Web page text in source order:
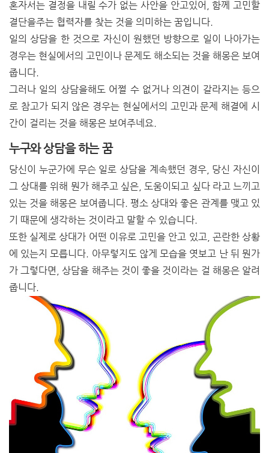
혼자서는 결정을 내릴 수가 없는 사안을 안고있어, 함께 고민할
결단을주는 협력자를 찾는 것을 의미하는 꿈입니다.
일의 상담을 한 것으로 자신이 원했던 방향으로 일이 나아가는
경우는 현실에서의 고민이나 문제도 해소되는 것을 해몽은 보여
줍니다.
그러나 일의 상담을해도 어쩔 수 없거나 의견이 갈라지는 등으
로 참고가 되지 않은 경우는 현실에서의 고민과 문제 해결에 시
간이 걸리는 것을 해몽은 보여주네요.
누구와 상담을 하는 꿈
당신이 누군가에 무슨 일로 상담을 계속했던 경우, 당신 자신이
그 상대를 위해 뭔가 해주고 싶은, 도움이되고 싶다 라고 느끼고
있는 것을 해몽은 보여줍니다. 평소 상대와 좋은 관계를 맺고 있
기 때문에 생각하는 것이라고 말할 수 있습니다.
또한 실제로 상대가 어떤 이유로 고민을 안고 있고, 곤란한 상황
에 있는지 모릅니다. 아무렇지도 않게 모습을 엿보고 난 뒤 뭔가
가 그렇다면, 상담을 해주는 것이 좋을 것이라는 걸 해몽은 알려
줍니다.